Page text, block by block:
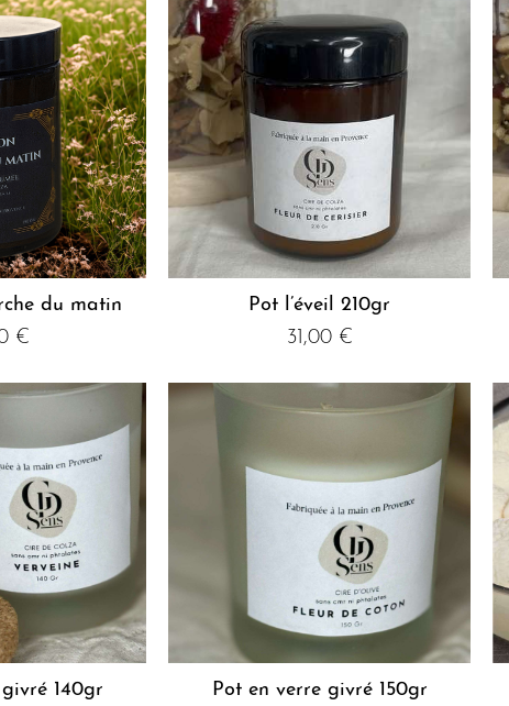
du matin
€
Pot l’éveil 210gr
31,00 €
140gr
Pot en verre givré 150gr